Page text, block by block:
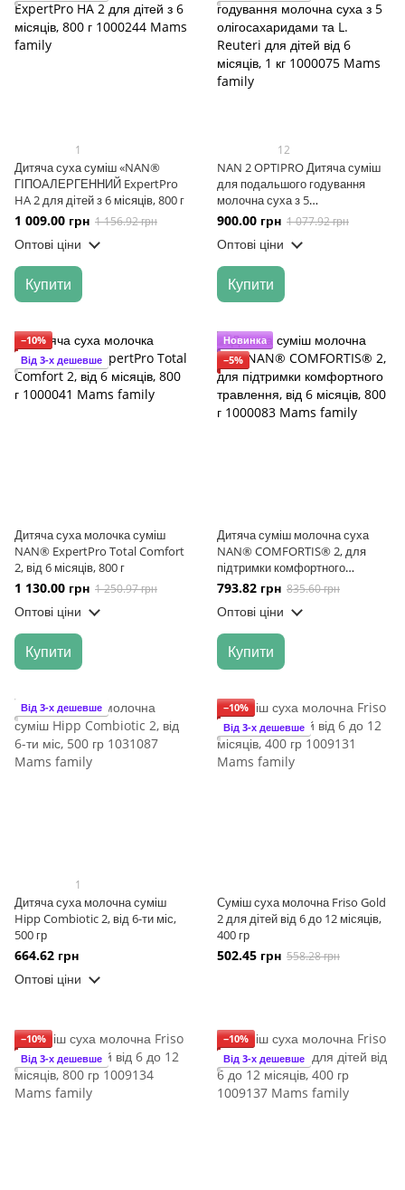
1
Дитяча суха суміш «NAN®
ГІПОАЛЕРГЕННИЙ ExpertPro
HA 2 для дітей з 6 місяців, 800 г
1 009.00 грн 1 156.92 грн
Оптові ціни
Купити
12
NAN 2 OPTIPRO Дитяча суміш
для подальшого годування
молочна суха з 5
олігосахаридами та L. Reuteri
для дітей від 6 місяців, 1 кг
900.00 грн 1 077.92 грн
Оптові ціни
Купити
−10%
Від 3-х дешевше
Дитяча суха молочка суміш
NAN® ExpertPro Total Comfort
2, від 6 місяців, 800 г
1 130.00 грн 1 250.97 грн
Оптові ціни
Купити
Новинка
−5%
Дитяча суміш молочна суха
NAN® COMFORTIS® 2, для
підтримки комфортного
травлення, від 6 місяців, 800 г
793.82 грн 835.60 грн
Оптові ціни
Купити
Від 3-х дешевше
1
Дитяча суха молочна суміш
Hipp Combiotic 2, від 6-ти міс,
500 гр
664.62 грн
Оптові ціни
−10%
Від 3-х дешевше
Суміш суха молочна Friso Gold
2 для дітей від 6 до 12 місяців,
400 гр
502.45 грн 558.28 грн
−10%
Від 3-х дешевше
−10%
Від 3-х дешевше